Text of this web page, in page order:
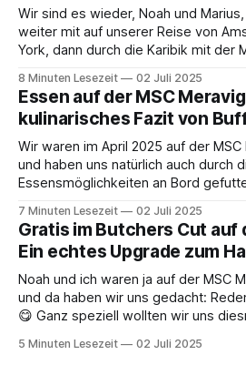
Wir sind es wieder, Noah und
weiter mit auf unserer Reise von
York, dann durch die Karibik mit der
Express® unterstützt – dafür sind wir
keine Sorge, unsere
8 Minuten Lesezeit 02 Juli 2025
Essen auf der MSC
kulinarisches Fazit von
Wir waren im April 2025 auf der
und haben uns natürlich auch durch
Essensmöglichkeiten an Bord
ergangen ist, mit einem kleinen
7 Minuten Lesezeit 02 Juli 2025
Gratis im Butchers Cut auf
Ein echtes Upgrade zum
Noah und ich waren ja auf der MSC
und da haben wir uns gedacht:
😋 Ganz speziell wollten wir uns
Als Member im MSC Voyagers Club
5 Minuten Lesezeit 02 Juli 2025